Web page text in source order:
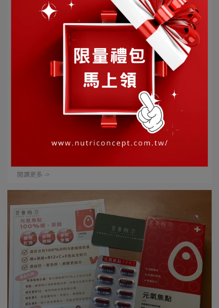
｜三男寶媽兔兔｜元氣焦點 一顆滿足一日所
營養概念 | 2024-02-29
身為三男寶媽兔兔｜男子宿舍典獄長 前陣子幫忙年前家裡
閱讀更多 ->